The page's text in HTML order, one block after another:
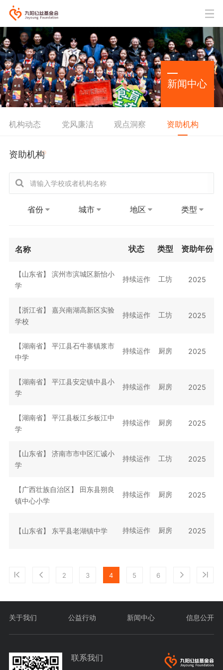
新闻中心
机构动态 党风廉洁 观点洞察 资助机构
资助机构
省份 城市 地区 类型
名称 状态 类型 资助年份
【山东省】
滨州市滨城区新怡小
学
持续运作 工坊 2025
【浙江省】
嘉兴南湖高新区实验
学校
持续运作 工坊 2025
【湖南省】
平江县石牛寨镇浆市
中学
持续运作 厨房 2025
【湖南省】
平江县安定镇中县小
学
持续运作 厨房 2025
【湖南省】
平江县板江乡板江中
学
持续运作 厨房 2025
【山东省】
济南市市中区汇诚小
学
持续运作 工坊 2025
【广西壮族自治区】
田东县朔良
镇中心小学
持续运作 厨房 2025
【山东省】 东平县老湖镇中学 持续运作 厨房 2025
2 3 4 5 6
关于我们 公益行动 新闻中心 信息公开
联系我们